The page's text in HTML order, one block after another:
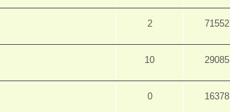
2 71552
10 29085
0 16378